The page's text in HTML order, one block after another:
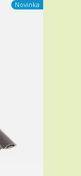
Novinka